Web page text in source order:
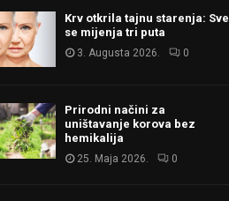
Krv otkrila tajnu starenja: Sve
se mijenja tri puta
3. Augusta 2026. 0
Prirodni načini za
uništavanje korova bez
hemikalija
25. Maja 2026. 0